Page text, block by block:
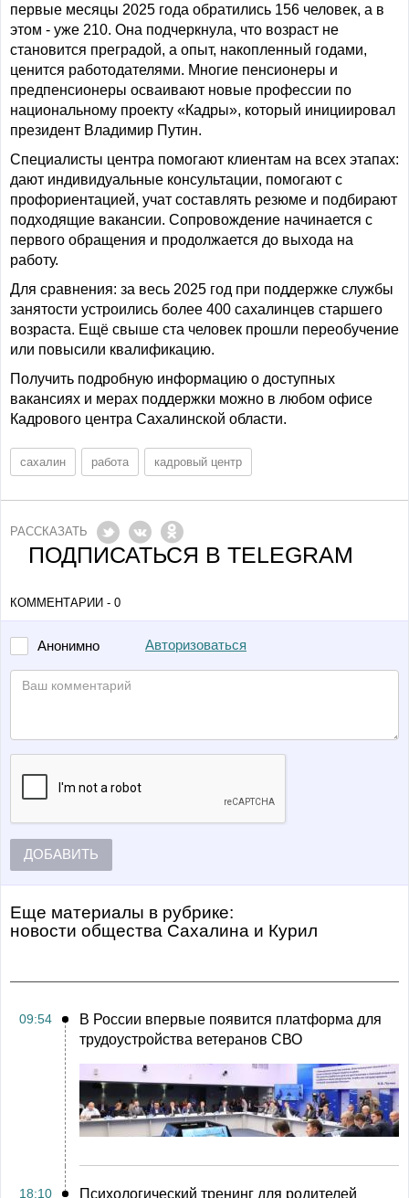
первые месяцы 2025 года обратились 156 человек, а в
этом - уже 210. Она подчеркнула, что возраст не
становится преградой, а опыт, накопленный годами,
ценится работодателями. Многие пенсионеры и
предпенсионеры осваивают новые профессии по
национальному проекту «Кадры», который инициировал
президент Владимир Путин.
Специалисты центра помогают клиентам на всех этапах:
дают индивидуальные консультации, помогают с
профориентацией, учат составлять резюме и подбирают
подходящие вакансии. Сопровождение начинается с
первого обращения и продолжается до выхода на
работу.
Для сравнения: за весь 2025 год при поддержке службы
занятости устроились более 400 сахалинцев старшего
возраста. Ещё свыше ста человек прошли переобучение
или повысили квалификацию.
Получить подробную информацию о доступных
вакансиях и мерах поддержки можно в любом офисе
Кадрового центра Сахалинской области.
сахалин работа кадровый центр
РАССКАЗАТЬ
ПОДПИСАТЬСЯ В TELEGRAM
КОММЕНТАРИИ - 0
Анонимно Авторизоваться
ДОБАВИТЬ
Еще материалы в рубрике:
Новости общества Сахалина и Курил
09:54
В России впервые появится платформа для
трудоустройства ветеранов СВО
18:10 Психологический тренинг для родителей